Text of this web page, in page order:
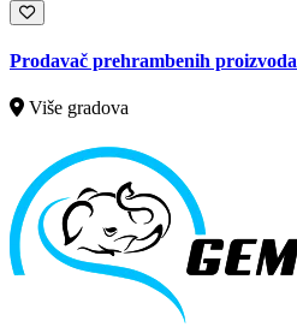
Prodavač prehrambenih proizvoda
Više gradova